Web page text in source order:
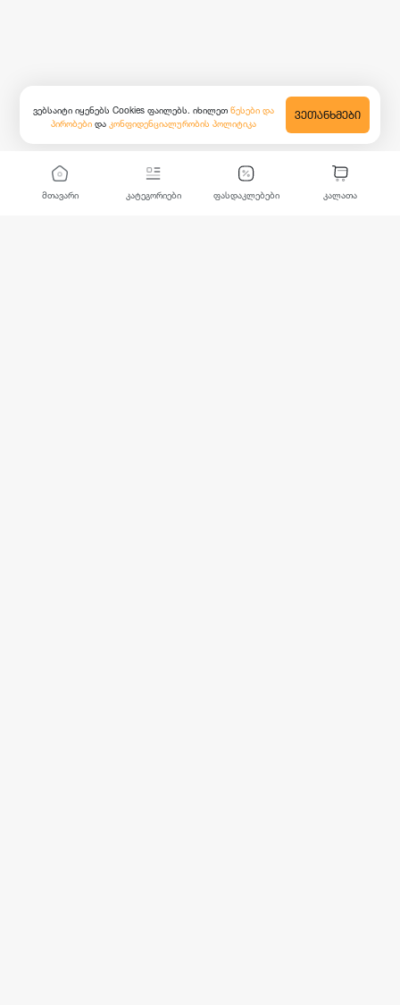
მთავარი კატეგორიები ფასდაკლებები კალათა
ვებსაიტი იყენებს Cookies ფაილებს. იხილეთ წესები და
პირობები და კონფიდენციალურობის პოლიტიკა
ᲕᲔᲗᲐᲜᲮᲛᲔᲑᲘ